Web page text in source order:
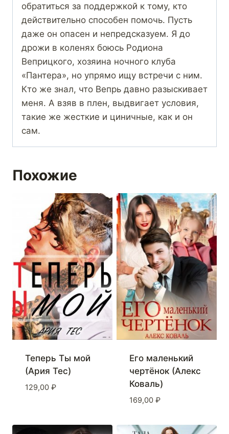
обратиться за поддержкой к тому, кто
действительно способен помочь. Пусть
даже он опасен и непредсказуем. Я до
дрожи в коленях боюсь Родиона
Веприцкого, хозяина ночного клуба
«Пантера», но упрямо ищу встречи с ним.
Кто же знал, что Вепрь давно разыскивает
меня. А взяв в плен, выдвигает условия,
такие же жесткие и циничные, как и он
сам.
Похожие
Теперь Ты мой
(Ария Тес)
129,00 ₽
Его маленький
чертёнок (Алекс
Коваль)
169,00 ₽